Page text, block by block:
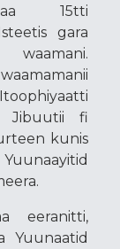
15tti
gara
waamani.
Jibuutii fi
kunis
eeranitti,
Yuunaatid